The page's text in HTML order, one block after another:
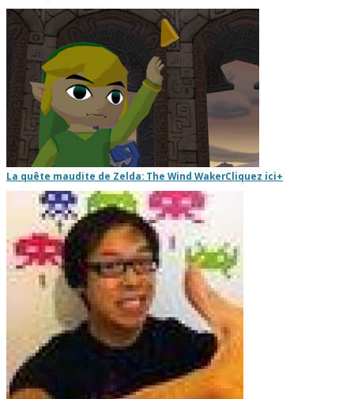
La quête maudite de Zelda: The Wind WakerCliquez ici+